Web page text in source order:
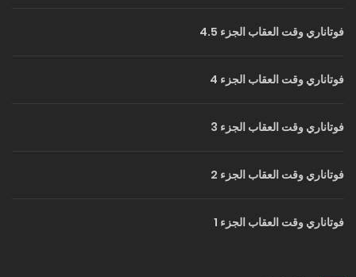
فوتاناري وقت العقاب الجزء 4.5
فوتاناري وقت العقاب الجزء 4
فوتاناري وقت العقاب الجزء 3
فوتاناري وقت العقاب الجزء 2
فوتاناري وقت العقاب الجزء 1